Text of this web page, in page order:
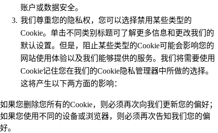
账户或数据安全。
我们尊重您的隐私权，您可以选择禁用某些类型的
Cookie。单击不同类别标题可了解更多信息和更改我们的
默认设置。但是，阻止某些类型的Cookie可能会影响您的
网站使用体验以及我们能够提供的服务。我们将需要使用
Cookie记住您在我们的Cookie隐私管理器中所做的选择。
这将产生以下两方面的影响：
如果您删除您所有的Cookie，则必须再次向我们更新您的偏好；
如果您使用不同的设备或浏览器，则必须再次告知我们您的偏
好。